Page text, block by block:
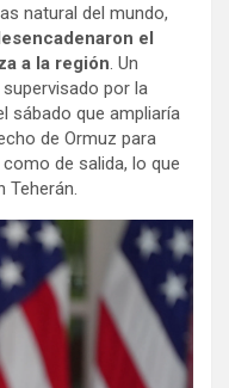
natural del mundo,
el
a la región . Un
por la
sábado que ampliaría
de Ormuz para
de salida, lo que